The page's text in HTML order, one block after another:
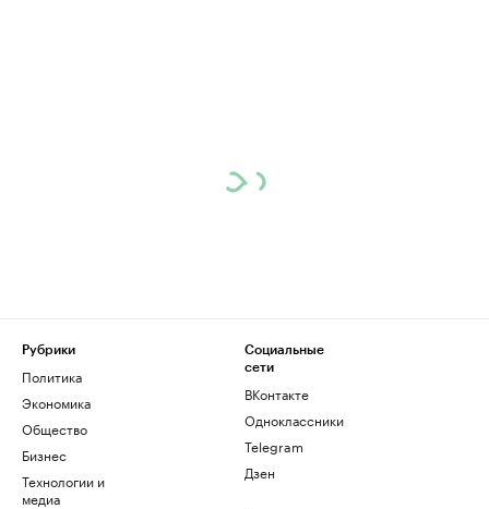
Рубрики
Политика
Экономика
Общество
Бизнес
Технологии и
медиа
Социальные
сети
ВКонтакте
Одноклассники
Telegram
Дзен